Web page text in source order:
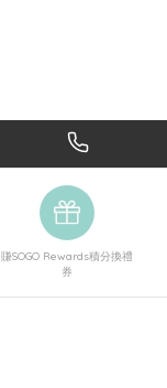
賺SOGO Rewards積分換禮
券